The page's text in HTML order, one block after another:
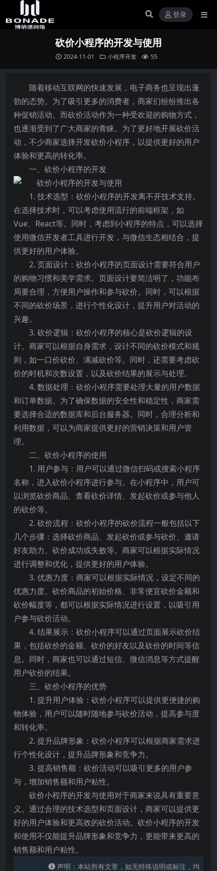
登录
砍价小程序的开发与使用
2024-11-01 小程序开发 55
随着移动互联网的快速发展，电子商务也呈现出蓬
勃的态势。为了吸引更多的消费者，商家们纷纷推出各
种促销活动。而砍价活动作为一种受欢迎的购物方式，
也逐渐受到了广大商家的青睐。为了更好地开展砍价活
动，不少商家选择开发砍价小程序，以提供更好的用户
体验和更高的转化率。
一、砍价小程序的开发
1. 技术选型：砍价小程序的开发离不开技术支持。
在选择技术时，可以考虑使用流行的前端框架，如
Vue、React等。同时，考虑到小程序的特点，可以选择
使用微信开发者工具进行开发，与微信生态相结合，提
供更好的用户体验。
2. 页面设计：砍价小程序的页面设计需要符合用户
的购物习惯和美学需求。页面设计要简洁明了，功能布
局要合理，方便用户操作和参与砍价。同时，可以根据
不同的砍价场景，进行个性化设计，提升用户对活动的
兴趣。
3. 砍价逻辑：砍价小程序的核心是砍价逻辑的设
计。商家可以根据自身需求，设计不同的砍价模式和规
则，如一口价砍价、满减砍价等。同时，还需要考虑砍
价的时机和次数设置，以及砍价结果的展示与处理。
4. 数据处理：砍价小程序需要处理大量的用户数据
和订单数据。为了确保数据的安全性和稳定性，商家需
要选择合适的数据库和后台服务器。同时，合理分析和
利用数据，可以为商家提供更好的营销决策和用户管
理。
二、砍价小程序的使用
1. 用户参与：用户可以通过微信扫码或搜索小程序
名称，进入砍价小程序进行参与。在小程序中，用户可
以浏览砍价商品、查看砍价详情、发起砍价或参与他人
的砍价等。
2. 砍价流程：砍价小程序的砍价流程一般包括以下
几个步骤：选择砍价商品、发起砍价或参与砍价、邀请
好友助力、砍价成功或失败等。商家可以根据实际情况
进行调整和优化，提供更好的用户体验。
3. 优惠力度：商家可以根据实际情况，设定不同的
优惠力度。砍价商品的初始价格、非常便宜砍价金额和
砍价幅度等，都可以根据实际情况进行设置，以吸引用
户参与砍价活动。
4. 结果展示：砍价小程序可以通过页面展示砍价结
果，包括砍价的金额、砍价的好友以及砍价的时间等信
息。同时，商家也可以通过短信、微信消息等方式提醒
用户砍价的结果。
三、砍价小程序的优势
1. 提升用户体验：砍价小程序可以提供更便捷的购
物体验，用户可以随时随地参与砍价活动，提高参与度
和转化率。
2. 提升品牌形象：砍价小程序可以根据商家需求进
行个性化设计，提升品牌形象和竞争力。
3. 提高销售额：砍价活动可以吸引更多的用户参
与，增加销售额和用户粘性。
砍价小程序的开发与使用对于商家来说具有重要意
义。通过合理的技术选型和页面设计，商家可以提供更
好的用户体验和更高效的砍价活动。砍价小程序的开发
和使用不仅能提升品牌形象和竞争力，更能带来更高的
销售额和用户粘性。
声明：本站所有文章，如无特殊说明或标注，均